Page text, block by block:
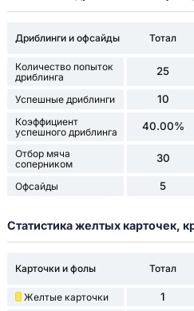
Дриблинги и офсайды Тотал
Количество попыток
дриблинга
25
Успешные дриблинги 10
Коэффициент
успешного дриблинга
40.00%
Отбор мяча
соперником
30
Офсайды 5
Статистика желтых карточек,
Карточки и фолы Тотал
Желтые карточки 1